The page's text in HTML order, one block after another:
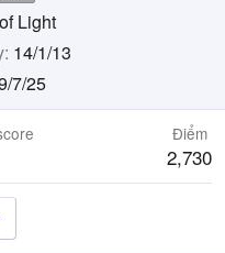
Light
14/1/13
7/25
Điểm
2,730